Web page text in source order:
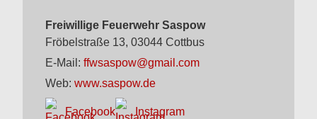
Freiwillige Feuerwehr Saspow
Fröbelstraße 13, 03044 Cottbus
E-Mail: ffwsaspow@gmail.com
Web: www.saspow.de
Facebook Instagram